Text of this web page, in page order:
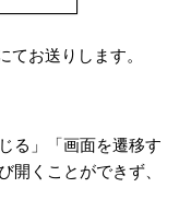
てお送りします。
る」「画面を遷移す
開くことができず、